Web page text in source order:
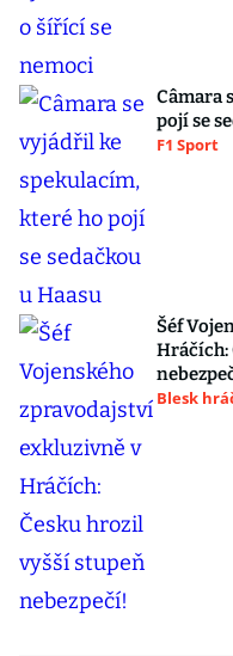
Câmara
pojí se
F1 Sport
Šéf
Hráčích:
Blesk